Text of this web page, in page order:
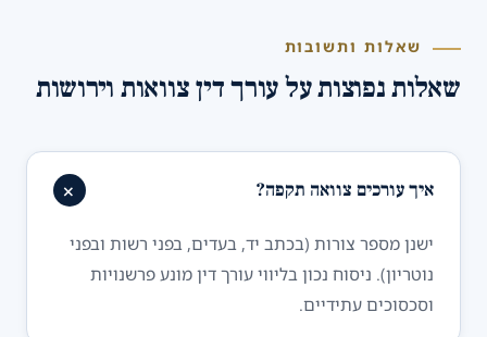
שאלות ותשובות
שאלות נפוצות על עורך דין צוואות וירושות
איך עורכים צוואה תקפה? +
ישנן מספר צורות (בכתב יד, בעדים, בפני רשות ובפני
נוטריון). ניסוח נכון בליווי עורך דין מונע פרשנויות
וסכסוכים עתידיים.